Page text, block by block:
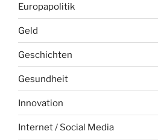
Europapolitik
Geld
Geschichten
Gesundheit
Innovation
Internet / Social Media